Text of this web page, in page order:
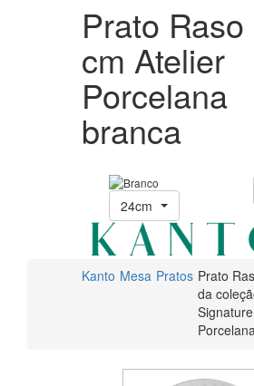
Prato Raso
cm Atelier
Porcelana
branca
24cm
Kanto Mesa Pratos Prato
da